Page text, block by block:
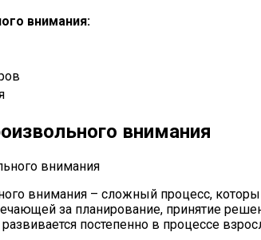
внимания:
внимания
внимания – сложный процесс,
за планирование, принятие
постепенно в процессе